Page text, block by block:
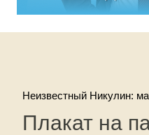
Неизвестный Никулин:
Плакат на